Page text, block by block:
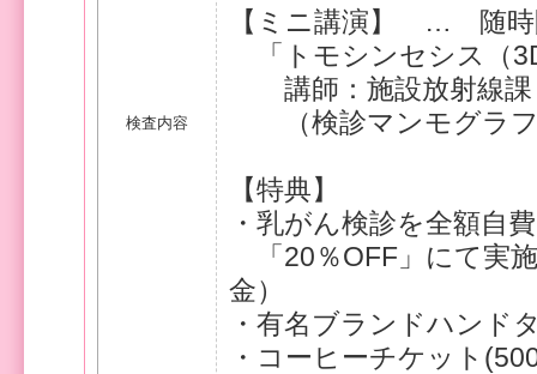
検査内容
【ミニ講演】 … 随時
「トモシンセシス（
講師：施設放射線
（検診マンモグラフ
【特典】
・乳がん検診を全額自
「20％OFF」にて実
金）
・有名ブランドハンド
・コーヒーチケット